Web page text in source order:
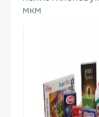
мкм